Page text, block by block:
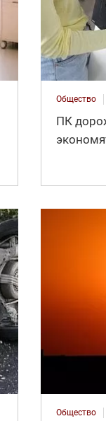
Общество
ПК
Общество